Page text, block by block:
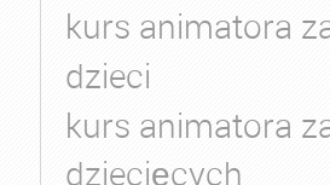
kurs animatora
dzieci
kurs animatora
dziecięcych